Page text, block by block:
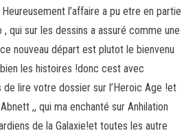
Heureusement l’affaire a pu etre en partie
qui sur les dessins a assuré comme une
nouveau départ est plutot le bienvenu
les histoires !donc cest avec
lire votre dossier sur l’Heroic Age !et
,, qui ma enchanté sur Anhilation
de la Galaxie!et toutes les autre